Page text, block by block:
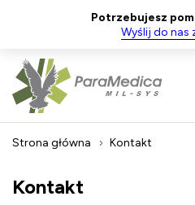
Potrzebujesz
Wyślij do nas
Strona główna Kontakt
Kontakt